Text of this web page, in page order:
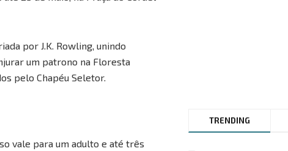
por J.K. Rowling, unindo
um patrono na Floresta
pelo Chapéu Seletor.
vale para um adulto e até três
TRENDING